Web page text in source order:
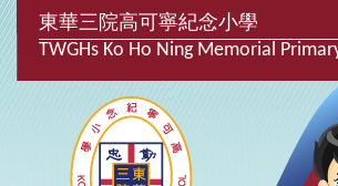
東華三院高可寧紀念小學
TWGHs Ko Ho Ning Memorial